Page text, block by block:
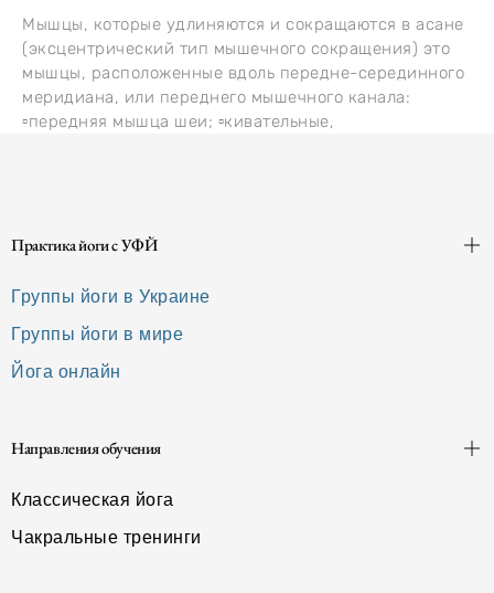
Мышцы, которые удлиняются и сокращаются в асане
(эксцентрический тип мышечного сокращения) это
мышцы, расположенные вдоль передне-серединного
меридиана, или переднего мышечного канала:
▫️передняя мышца шеи; ▫️кивательные,
Практика йоги с УФЙ
Группы йоги в Украине
Группы йоги в мире
Йога онлайн
Направления обучения
Классическая йога
Чакральные тренинги